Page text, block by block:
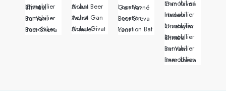
Immobilier Givat Shmuel
Immobilier Bat Yam
Immobilier Beer Sheva
Achat Beer Sheva
Achat Gan Yavné
Achat Givat Shmuel
Location Gan Yavné
Location Beer Sheva
Location Bat Yam
Immobilier Gan Yavné
Immobilier Hadera
Immobilier Givatayim
Immobilier Givat Shmuel
Immobilier Bat Yam
Immobilier Beer Sheva